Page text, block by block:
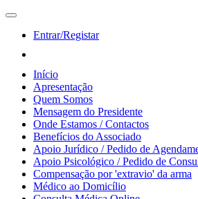
Entrar/Registar
Início
Apresentação
Quem Somos
Mensagem do Presidente
Onde Estamos / Contactos
Benefícios do Associado
Apoio Jurídico / Pedido de
Apoio Psicológico / Pedido de
Compensação por 'extravio' da arma
Médico ao Domicílio